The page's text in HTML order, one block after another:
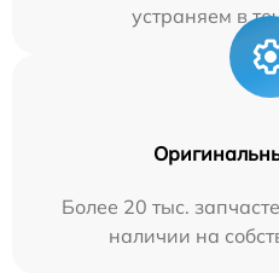
устраняем в
Более 20 тыс.
наличии на